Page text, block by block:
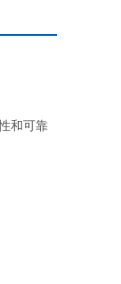
和可靠